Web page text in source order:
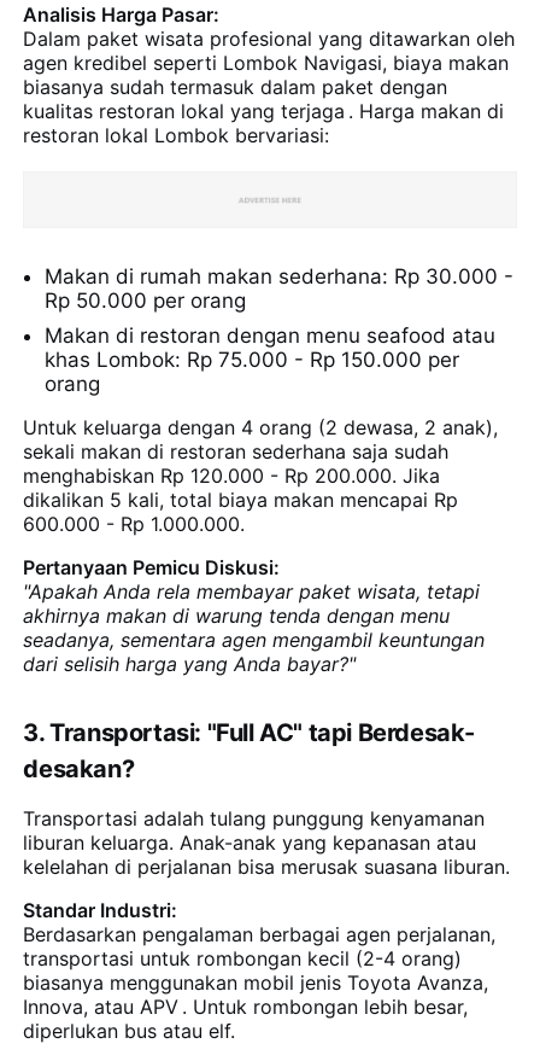
Analisis Harga Pasar:
Dalam paket wisata profesional yang ditawarkan oleh
agen kredibel seperti Lombok Navigasi, biaya makan
biasanya sudah termasuk dalam paket dengan
kualitas restoran lokal yang terjaga. Harga makan di
restoran lokal Lombok bervariasi:
Makan di rumah makan sederhana: Rp 30.000 -
Rp 50.000 per orang
Makan di restoran dengan menu seafood atau
khas Lombok: Rp 75.000 - Rp 150.000 per
orang
Untuk keluarga dengan 4 orang (2 dewasa, 2 anak),
sekali makan di restoran sederhana saja sudah
menghabiskan Rp 120.000 - Rp 200.000. Jika
dikalikan 5 kali, total biaya makan mencapai Rp
600.000 - Rp 1.000.000.
Pertanyaan Pemicu Diskusi:
"Apakah Anda rela membayar paket wisata, tetapi
akhirnya makan di warung tenda dengan menu
seadanya, sementara agen mengambil keuntungan
dari selisih harga yang Anda bayar?"
3. Transportasi: "Full AC" tapi Berdesak-
desakan?
Transportasi adalah tulang punggung kenyamanan
liburan keluarga. Anak-anak yang kepanasan atau
kelelahan di perjalanan bisa merusak suasana liburan.
Standar Industri:
Berdasarkan pengalaman berbagai agen perjalanan,
transportasi untuk rombongan kecil (2-4 orang)
biasanya menggunakan mobil jenis Toyota Avanza,
Innova, atau APV. Untuk rombongan lebih besar,
diperlukan bus atau elf.